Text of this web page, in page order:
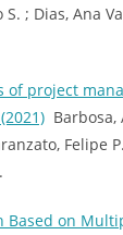
; Dias, Ana
of project
Barbosa,
Felipe
Based on